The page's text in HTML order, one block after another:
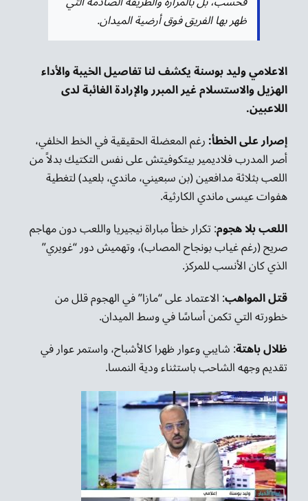
ظهر بها الفريق فوق أرضية الميدان.
الاعلامي وليد بوسنة يكشف لنا تفاصيل الخيبة والأداء
الهزيل والاستسلام غير المبرر والإرادة الغائبة لدى
اللاعبين.
إصرار على الخطأ:رغم المعضلة الحقيقية في الخط الخلفي،
أصر المدرب فلاديمير بيتكوفيتش على نفس التكتيك بدلاً من
اللعب بثلاثة مدافعين (بن سبعيني، ماندي، بلعيد) لتغطية
هفوات عيسى ماندي الكارثية.
اللعب بلا هجوم: تكرار خطأ مباراة نيجيريا واللعب دون مهاجم
صريح (رغم غياب بونجاح المصاب)، وتهميش دور “غويري”
الذي كان الأنسب للمركز.
قتل المواهب: الاعتماد على “مازا” في الهجوم قلل من
خطورته التي تكمن أساسًا في وسط الميدان.
ظلال باهتة: شايبي وعوار ظهرا كالأشباح، واستمر عوار في
تقديم وجهه الشاحب باستثناء ودية النمسا.